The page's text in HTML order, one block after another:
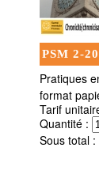
PSM 2-
Pratiques
format
Tarif
Quantité :
Sous total